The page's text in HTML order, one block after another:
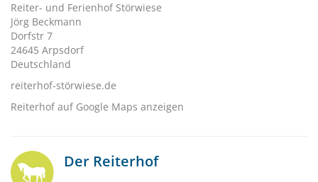
Reiter- und Ferienhof Störwiese
Jörg Beckmann
Dorfstr 7
24645 Arpsdorf
Deutschland
reiterhof-störwiese.de
Reiterhof auf Google Maps anzeigen
Der Reiterhof